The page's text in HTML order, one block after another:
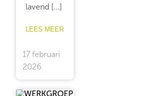
lavend [...]
LEES MEER
17 februari
2026